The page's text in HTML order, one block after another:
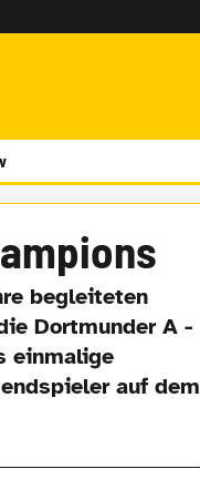
begleiteten
Dortmunder A -
einmalige
auf dem